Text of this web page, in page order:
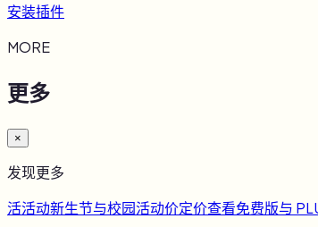
安装插件
MORE
更多
×
发现更多
活活动新生节与校园活动价定价查看免费版与